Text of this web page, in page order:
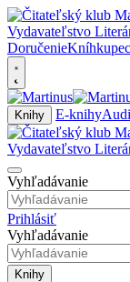
Doručenie
Knihy E-knihy
Vyhľadávanie
Prihlásiť
Vyhľadávanie
Knihy